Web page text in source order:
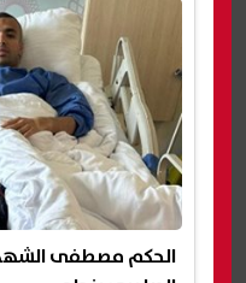
الحكم مصطفى